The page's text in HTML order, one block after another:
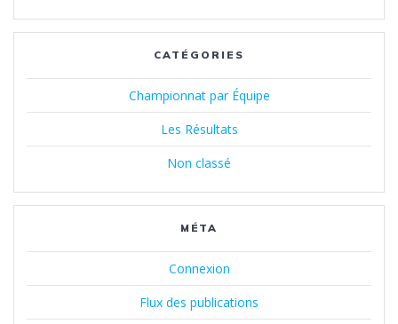
CATÉGORIES
Championnat par Équipe
Les Résultats
Non classé
MÉTA
Connexion
Flux des publications